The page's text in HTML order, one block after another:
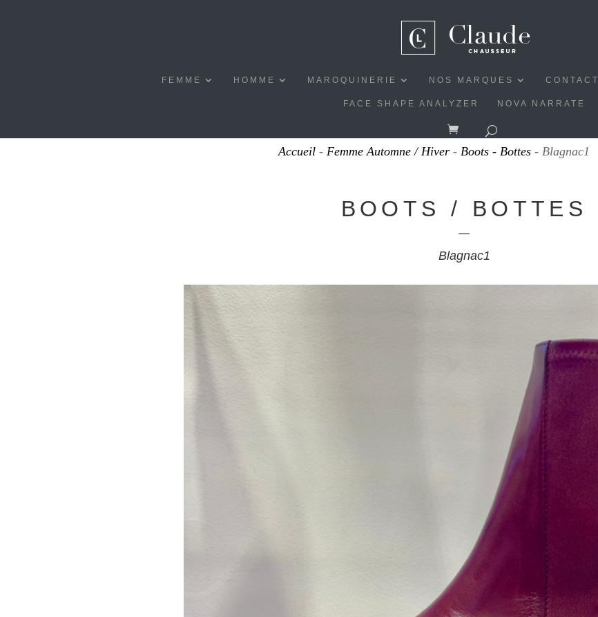
FEMME HOMME MAROQUINERIE NOS MARQUES CONTACT
FACE SHAPE ANALYZER NOVA NARRATE
Accueil - Femme Automne / Hiver - Boots - Bottes - Blagnac1
BOOTS / BOTTES
Blagnac1